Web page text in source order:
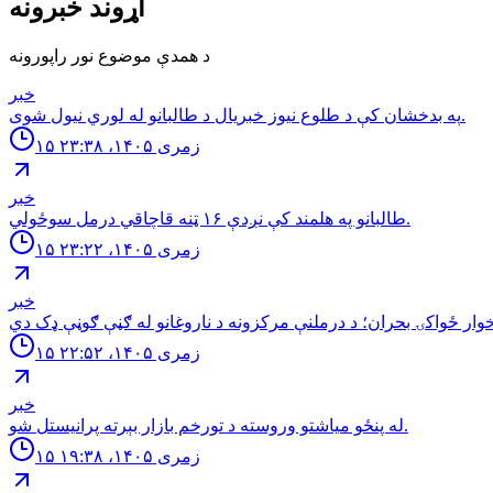
اړوند خبرونه
د همدې موضوع نور راپورونه
خبر
په بدخشان كې د طلوع نيوز خبريال د طالبانو له لوري نيول شوى.
۱۵ زمری ۱۴۰۵، ۲۳:۳۸
خبر
طالبانو په هلمند كې نږدې ۱۶ ټنه قاچاقي درمل سوځولي.
۱۵ زمری ۱۴۰۵، ۲۳:۲۲
خبر
۱۵ زمری ۱۴۰۵، ۲۲:۵۲
خبر
له پنځو مياشتو وروسته د تورخم بازار بېرته پرانيستل شو.
۱۵ زمری ۱۴۰۵، ۱۹:۳۸